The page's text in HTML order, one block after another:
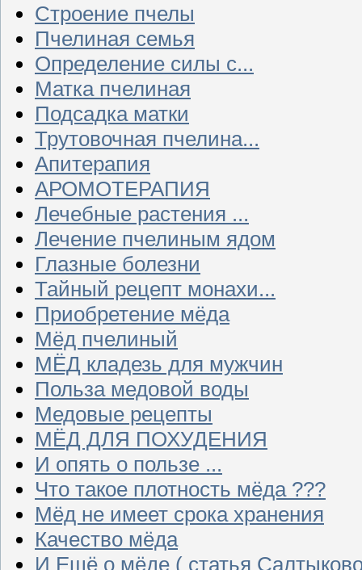
Строение пчелы
Пчелиная семья
Определение силы с...
Матка пчелиная
Подсадка матки
Трутовочная пчелина...
Апитерапия
АРОМОТЕРАПИЯ
Лечебные растения ...
Лечение пчелиным ядом
Глазные болезни
Тайный рецепт монахи...
Приобретение мёда
Мёд пчелиный
МЁД кладезь для мужчин
Польза медовой воды
Медовые рецепты
МЁД ДЛЯ ПОХУДЕНИЯ
И опять о пользе ...
Что такое плотность мёда ???
Мёд не имеет срока хранения
Качество мёда
И Ещё о мёде ( статья